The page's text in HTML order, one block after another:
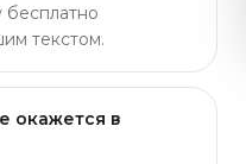
бесплатно
текстом.
окажется в